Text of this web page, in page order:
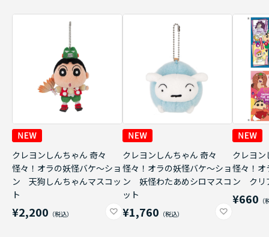
クレヨンしんちゃん 奇々
怪々！オラの妖怪バケ～ショ
ン 天狗しんちゃんマスコッ
ト
¥2,200
クレヨンしんちゃん 奇々
怪々！オラの妖怪バケ～ショ
ン 妖怪わたあめシロマスコ
ット
¥1,760
クレヨン
怪々！オ
ン クリ
¥660